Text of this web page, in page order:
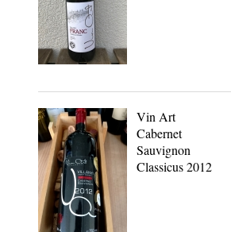
Vin Art
Cabernet
Sauvignon
Classicus 2012